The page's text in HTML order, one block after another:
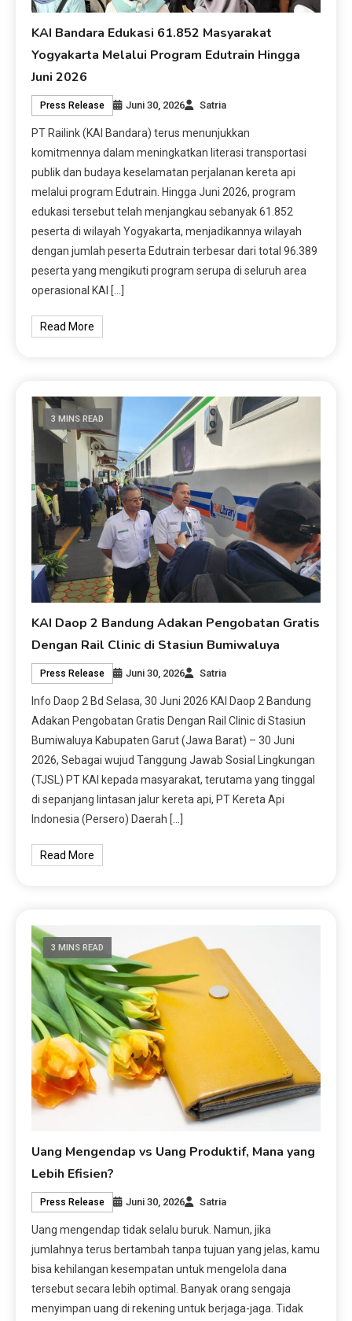
KAI Bandara Edukasi 61.852 Masyarakat
Yogyakarta Melalui Program Edutrain Hingga
Juni 2026
Press Release Juni 30, 2026 Satria
PT Railink (KAI Bandara) terus menunjukkan
komitmennya dalam meningkatkan literasi transportasi
publik dan budaya keselamatan perjalanan kereta api
melalui program Edutrain. Hingga Juni 2026, program
edukasi tersebut telah menjangkau sebanyak 61.852
peserta di wilayah Yogyakarta, menjadikannya wilayah
dengan jumlah peserta Edutrain terbesar dari total 96.389
peserta yang mengikuti program serupa di seluruh area
operasional KAI […]
Read More
3 MINS READ
KAI Daop 2 Bandung Adakan Pengobatan Gratis
Dengan Rail Clinic di Stasiun Bumiwaluya
Press Release Juni 30, 2026 Satria
Info Daop 2 Bd Selasa, 30 Juni 2026 KAI Daop 2 Bandung
Adakan Pengobatan Gratis Dengan Rail Clinic di Stasiun
Bumiwaluya Kabupaten Garut (Jawa Barat) – 30 Juni
2026, Sebagai wujud Tanggung Jawab Sosial Lingkungan
(TJSL) PT KAI kepada masyarakat, terutama yang tinggal
di sepanjang lintasan jalur kereta api, PT Kereta Api
Indonesia (Persero) Daerah […]
Read More
3 MINS READ
Uang Mengendap vs Uang Produktif, Mana yang
Lebih Efisien?
Press Release Juni 30, 2026 Satria
Uang mengendap tidak selalu buruk. Namun, jika
jumlahnya terus bertambah tanpa tujuan yang jelas, kamu
bisa kehilangan kesempatan untuk mengelola dana
tersebut secara lebih optimal. Banyak orang sengaja
menyimpan uang di rekening untuk berjaga-jaga. Tidak